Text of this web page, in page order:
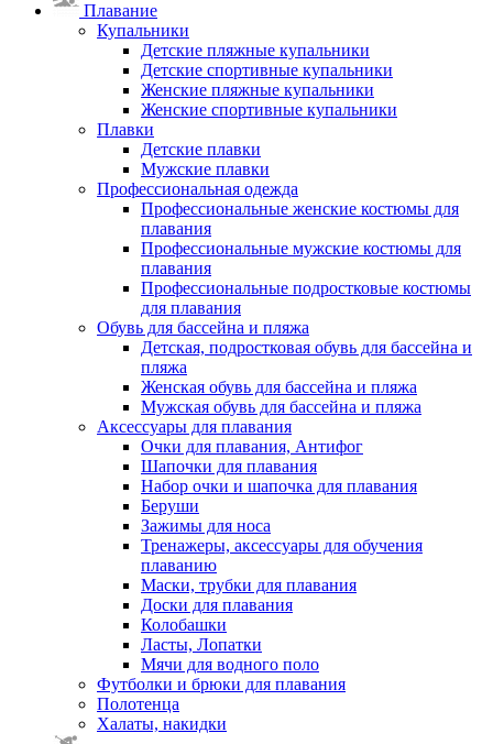
Плавание
Купальники
Детские пляжные купальники
Детские спортивные купальники
Женские пляжные купальники
Женские спортивные купальники
Плавки
Детские плавки
Мужские плавки
Профессиональная одежда
Профессиональные женские костюмы для
плавания
Профессиональные мужские костюмы для
плавания
Профессиональные подростковые костюмы
для плавания
Обувь для бассейна и пляжа
Детская, подростковая обувь для бассейна и
пляжа
Женская обувь для бассейна и пляжа
Мужская обувь для бассейна и пляжа
Аксессуары для плавания
Очки для плавания, Антифог
Шапочки для плавания
Набор очки и шапочка для плавания
Беруши
Зажимы для носа
Тренажеры, аксессуары для обучения
плаванию
Маски, трубки для плавания
Доски для плавания
Колобашки
Ласты, Лопатки
Мячи для водного поло
Футболки и брюки для плавания
Полотенца
Халаты, накидки